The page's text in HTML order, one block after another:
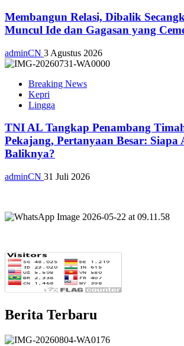
Membangun Relasi, Dibalik
Muncul Ide dan Gagasan yang
adminCN 3 Agustus 2026
Breaking News
Kepri
Lingga
TNI AL Tangkap Penambang
Pekajang, Pertanyaan Besar: Siapa
Baliknya?
adminCN 31 Juli 2026
Berita Terbaru